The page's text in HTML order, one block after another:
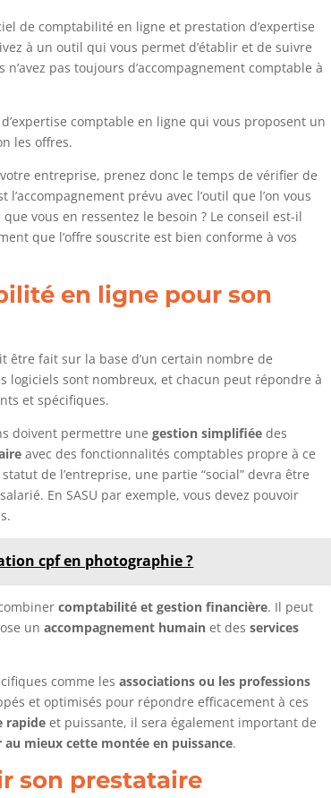
de comptabilité en ligne et prestation d’expertise
à un outil qui vous permet d’établir et de suivre
n’avez pas toujours d’accompagnement comptable à
comptable en ligne qui vous proposent un
les offres.
entreprise, prenez donc le temps de vérifier de
prévu avec l’outil que l’on vous
vous en ressentez le besoin ? Le conseil est-il
que l’offre souscrite est bien conforme à vos
en ligne pour son
être fait sur la base d’un certain nombre de
logiciels sont nombreux, et chacun peut répondre à
et spécifiques.
doivent permettre unegestion simplifiée des
avec des fonctionnalités comptables propre à ce
de l’entreprise, une partie “social” devra être
En SASU par exemple, vous devez pouvoir
cpf en photographie ?
comptabilité et gestion financière. Il peut
unaccompagnement humain et desservices
comme lesassociations ou les professions
et optimisés pour répondre efficacement à ces
rapide et puissante, il sera également important de
au mieux cette montée en puissance.
son prestataire